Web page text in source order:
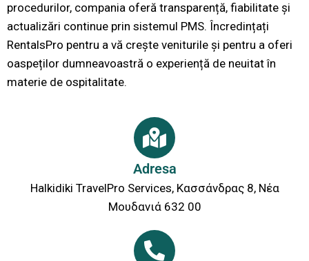
procedurilor, compania oferă transparență, fiabilitate și
actualizări continue prin sistemul PMS. Încredințați
RentalsPro pentru a vă crește veniturile și pentru a oferi
oaspeților dumneavoastră o experiență de neuitat în
materie de ospitalitate.
Adresa
Halkidiki TravelPro Services, Κασσάνδρας 8, Νέα
Μουδανιά 632 00